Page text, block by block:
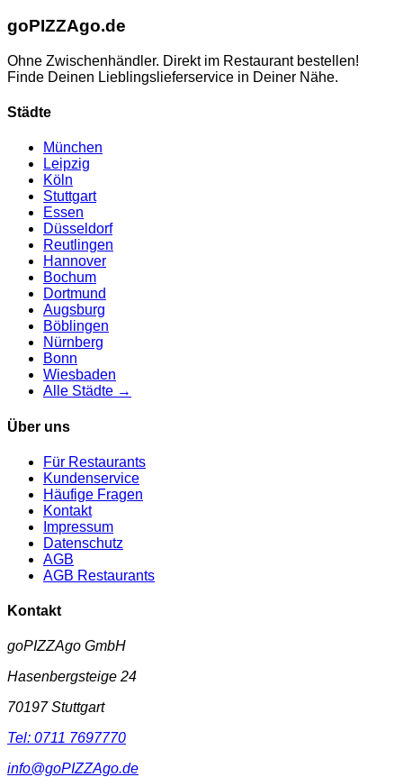
goPIZZAgo.de
Ohne Zwischenhändler. Direkt im Restaurant bestellen!
Finde Deinen Lieblingslieferservice in Deiner Nähe.
Städte
München
Leipzig
Köln
Stuttgart
Essen
Düsseldorf
Reutlingen
Hannover
Bochum
Dortmund
Augsburg
Böblingen
Nürnberg
Bonn
Wiesbaden
Alle Städte →
Über uns
Für Restaurants
Kundenservice
Häufige Fragen
Kontakt
Impressum
Datenschutz
AGB
AGB Restaurants
Kontakt
goPIZZAgo GmbH
Hasenbergsteige 24
70197 Stuttgart
Tel: 0711 7697770
info@goPIZZAgo.de